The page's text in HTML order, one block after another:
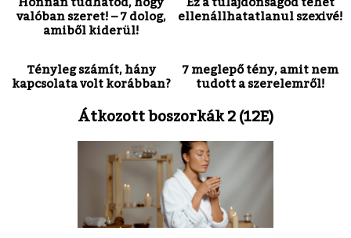
valóban szeret! – 7 dolog,
amiből kiderül!
ellenállhatatlanul szexivé!
Tényleg számít, hány
kapcsolata volt korábban?
7 meglepő tény, amit nem
tudott a szerelemről!
Átkozott boszorkák 2 (12E)